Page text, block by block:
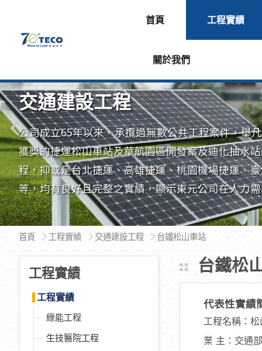
首頁 工程實績
關於我們
交通建設工程
公司成立65年以來，承攬過無數公共工程案件，舉
獲獎的捷運松山車站及華航園區開發案及迪化抽水
程，抑或是台北捷運、高雄捷運、桃園機場捷運、
等，均有良好且完整之實績，顯示東元公司在人力
面，擁有足夠的專業領域人才，可提供最安心的服
首頁 工程實績 交通建設工程 台鐵松山車站
工程實績
工程實績
綠能工程
生技醫院工程
台鐵松
代表性實績
工程名稱：
業 主：交通